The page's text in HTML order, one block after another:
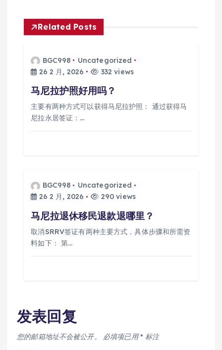
航
Related Posts
BGC998
Uncategorized
26 2 月, 2026
332 views
马尼拉护照好用吗？
主要有两种方式可以获得马尼拉护照： 通过获得马
尼拉永居签证：…
BGC998
Uncategorized
26 2 月, 2026
290 views
马尼拉退休移民退款退哪里？
取消SRRV签证有两种主要方式，具体步骤和所需资
料如下： 第…
发表回复
您的邮箱地址不会被公开。 必填项已用* 标注